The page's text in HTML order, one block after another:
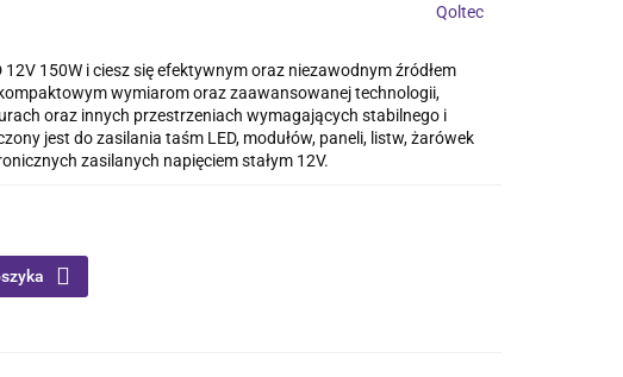
Qoltec
150W i ciesz się efektywnym oraz niezawodnym źródłem
wymiarom oraz zaawansowanej technologii,
oraz innych przestrzeniach wymagających stabilnego i
jest do zasilania taśm LED, modułów, paneli, listw, żarówek
zasilanych napięciem stałym 12V.